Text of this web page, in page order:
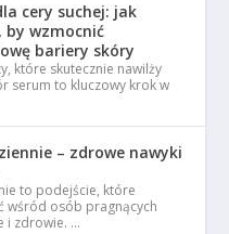
cery suchej: jak
by wzmocnić
bariery skóry
które skutecznie nawilży
serum to kluczowy krok w
– zdrowe nawyki
to podejście, które
wśród osób pragnących
i zdrowie. …